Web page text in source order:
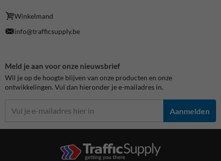
Winkelmand
info@trafficsupply.be
Meld je aan voor onze nieuwsbrief
Wil je op de hoogte blijven van onze producten en onze
ontwikkelingen. Vul dan hieronder je e-mailadres in.
Aanmelden